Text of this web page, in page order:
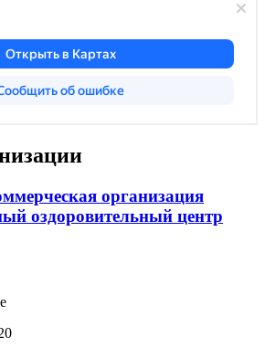
организация
оздоровительный центр